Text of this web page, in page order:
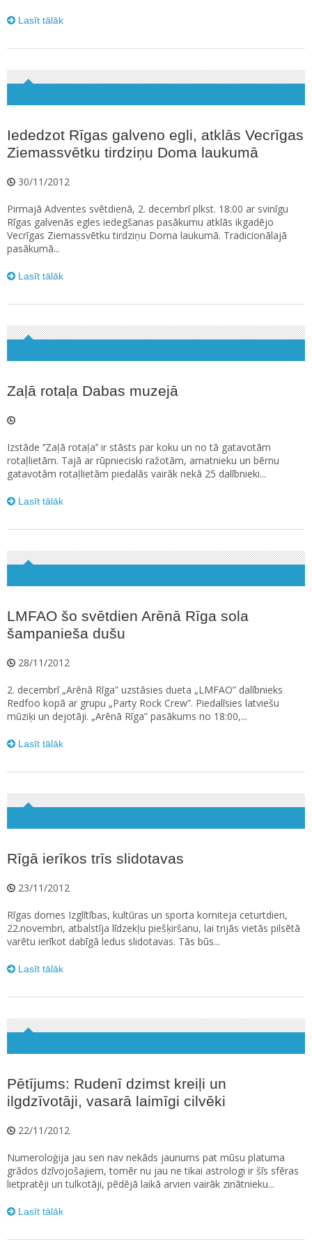
Lasīt tālāk
Iededzot Rīgas galveno egli, atklās Vecrīgas
Ziemassvētku tirdziņu Doma laukumā
30/11/2012
Pirmajā Adventes svētdienā, 2. decembrī plkst. 18:00 ar svinīgu
Rīgas galvenās egles iedegšanas pasākumu atklās ikgadējo
Vecrīgas Ziemassvētku tirdziņu Doma laukumā. Tradicionālajā
pasākumā...
Lasīt tālāk
Zaļā rotaļa Dabas muzejā
Izstāde ‘’Zaļā rotaļa’’ ir stāsts par koku un no tā gatavotām
rotaļlietām. Tajā ar rūpnieciski ražotām, amatnieku un bērnu
gatavotām rotaļlietām piedalās vairāk nekā 25 dalībnieki...
Lasīt tālāk
LMFAO šo svētdien Arēnā Rīga sola
šampanieša dušu
28/11/2012
2. decembrī „Arēnā Rīga” uzstāsies dueta „LMFAO” dalībnieks
Redfoo kopā ar grupu „Party Rock Crew”. Piedalīsies latviešu
mūziķi un dejotāji. „Arēnā Rīga” pasākums no 18:00,...
Lasīt tālāk
Rīgā ierīkos trīs slidotavas
23/11/2012
Rīgas domes Izglītības, kultūras un sporta komiteja ceturtdien,
22.novembri, atbalstīja līdzekļu piešķiršanu, lai trijās vietās pilsētā
varētu ierīkot dabīgā ledus slidotavas. Tās būs...
Lasīt tālāk
Pētījums: Rudenī dzimst kreiļi un
ilgdzīvotāji, vasarā laimīgi cilvēki
22/11/2012
Numeroloģija jau sen nav nekāds jaunums pat mūsu platuma
grādos dzīvojošajiem, tomēr nu jau ne tikai astrologi ir šīs sfēras
lietpratēji un tulkotāji, pēdējā laikā arvien vairāk zinātnieku...
Lasīt tālāk